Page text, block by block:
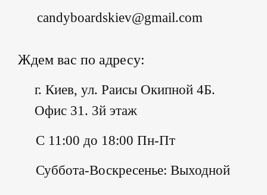
candyboardskiev@gmail.com
Ждем вас по адресу:
г. Киев, ул. Раисы Окипной 4Б.
Офис 31. 3й этаж
С 11:00 до 18:00 Пн-Пт
Суббота-Воскресенье: Выходной